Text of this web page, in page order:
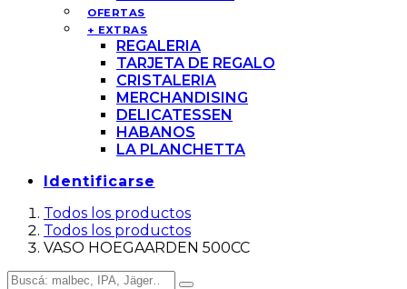
OFERTAS
+ EXTRAS
REGALERIA
TARJETA DE REGALO
CRISTALERIA
MERCHANDISING
DELICATESSEN
HABANOS
LA PLANCHETTA
Identificarse
Todos los productos
Todos los productos
VASO HOEGAARDEN 500CC